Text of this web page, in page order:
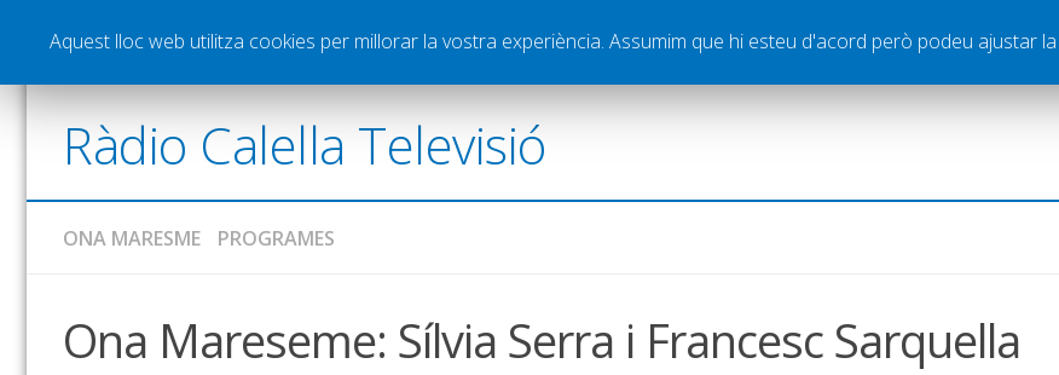
Notícies Esports Pòdcasts Vídeos Graella Publicitat Contacte
Ràdio Calella Televisió
ONA MARESME PROGRAMES
Ona Mareseme: Sílvia Serra i Francesc Sarquella
Aquest lloc web utilitza cookies per millorar la vostra experiència. Assumim que hi esteu d'acord però podeu ajustar